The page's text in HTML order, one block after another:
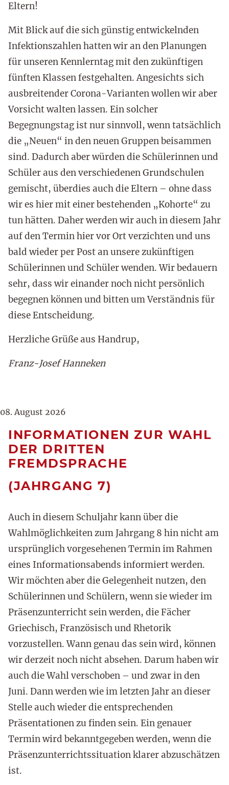
Eltern!
Mit Blick auf die sich günstig entwickelnden
Infektionszahlen hatten wir an den Planungen
für unseren Kennlerntag mit den zukünftigen
fünften Klassen festgehalten. Angesichts sich
ausbreitender Corona-Varianten wollen wir aber
Vorsicht walten lassen. Ein solcher
Begegnungstag ist nur sinnvoll, wenn tatsächlich
die „Neuen“ in den neuen Gruppen beisammen
sind. Dadurch aber würden die Schülerinnen und
Schüler aus den verschiedenen Grundschulen
gemischt, überdies auch die Eltern – ohne dass
wir es hier mit einer bestehenden „Kohorte“ zu
tun hätten. Daher werden wir auch in diesem Jahr
auf den Termin hier vor Ort verzichten und uns
bald wieder per Post an unsere zukünftigen
Schülerinnen und Schüler wenden. Wir bedauern
sehr, dass wir einander noch nicht persönlich
begegnen können und bitten um Verständnis für
diese Entscheidung.
Herzliche Grüße aus Handrup,
Franz-Josef Hanneken
08. August 2026
INFORMATIONEN ZUR WAHL
DER DRITTEN
FREMDSPRACHE
(JAHRGANG 7)
Auch in diesem Schuljahr kann über die
Wahlmöglichkeiten zum Jahrgang 8 hin nicht am
ursprünglich vorgesehenen Termin im Rahmen
eines Informationsabends informiert werden.
Wir möchten aber die Gelegenheit nutzen, den
Schülerinnen und Schülern, wenn sie wieder im
Präsenzunterricht sein werden, die Fächer
Griechisch, Französisch und Rhetorik
vorzustellen. Wann genau das sein wird, können
wir derzeit noch nicht absehen. Darum haben wir
auch die Wahl verschoben – und zwar in den
Juni. Dann werden wie im letzten Jahr an dieser
Stelle auch wieder die entsprechenden
Präsentationen zu finden sein. Ein genauer
Termin wird bekanntgegeben werden, wenn die
Präsenzunterrichtssituation klarer abzuschätzen
ist.